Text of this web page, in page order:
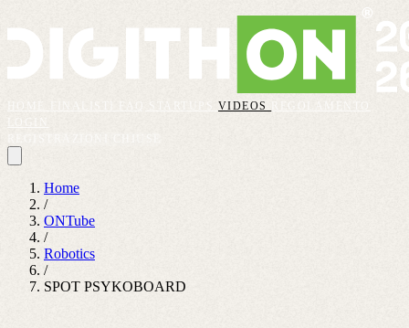
VIDEOS
REGOLAMENTO
Home
/
ONTube
/
Robotics
/
SPOT PSYKOBOARD